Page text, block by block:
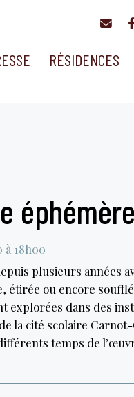
RÉSIDENCES
éphémère
à 18h00
plusieurs années
étirée ou encore
dans des
la cité scolaire
temps de